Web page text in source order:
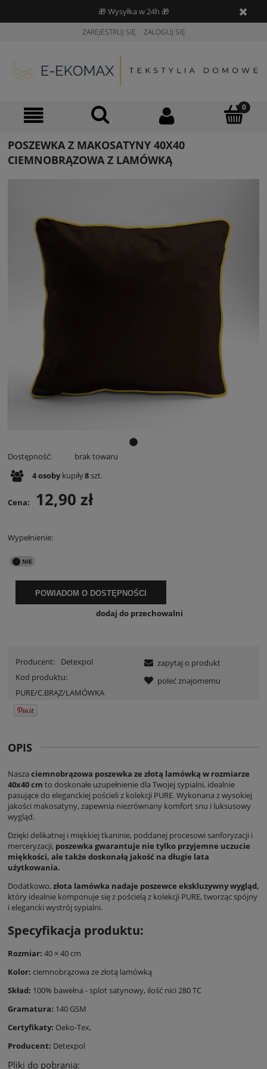
🎁 Wysyłka w 24h 🎁
ZAREJESTRUJ SIĘ ZALOGUJ SIĘ
POSZEWKA Z MAKOSATYNY 40X40
CIEMNOBRĄZOWA Z LAMÓWKĄ
Dostępność:
brak towaru
4osoby kupiły8szt.
Cena: 12,90 zł
Wypełnienie:
POWIADOM O DOSTĘPNOŚCI
dodaj do przechowalni
Producent:
Detexpol
Kod produktu:
PURE/C.BRĄZ/LAMÓWKA
zapytaj o produkt
poleć znajomemu
OPIS
Nasza ciemnobrązowa poszewka ze złotą lamówką w rozmiarze
40x40 cm to doskonałe uzupełnienie dla Twojej sypialni, idealnie
pasujące do eleganckiej pościeli z kolekcji PURE. Wykonana z wysokiej
jakości makosatyny, zapewnia niezrównany komfort snu i luksusowy
wygląd.
Dzięki delikatnej i miękkiej tkaninie, poddanej procesowi sanforyzacji i
merceryzacji, poszewka gwarantuje nie tylko przyjemne uczucie
miękkości, ale także doskonałą jakość na długie lata
użytkowania.
Dodatkowo, złota lamówka nadaje poszewce ekskluzywny wygląd,
który idealnie komponuje się z pościelą z kolekcji PURE, tworząc spójny
i elegancki wystrój sypialni.
Specyfikacja produktu:
Rozmiar: 40 × 40 cm
Kolor: ciemnobrązowa ze złotą lamówką
Skład: 100% bawełna - splot satynowy, ilość nici 280 TC
Gramatura: 140 GSM
Certyfikaty: Oeko-Tex,
Producent: Detexpol
Pliki do pobrania: